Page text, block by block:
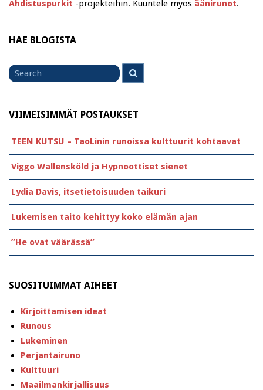
Ahdistuspurkit -projekteihin. Kuuntele myös äänirunot.
HAE BLOGISTA
Search
for
VIIMEISIMMÄT POSTAUKSET
TEEN KUTSU – TaoLinin runoissa kulttuurit kohtaavat
Viggo Wallensköld ja Hypnoottiset sienet
Lydia Davis, itsetietoisuuden taikuri
Lukemisen taito kehittyy koko elämän ajan
”He ovat väärässä”
SUOSITUIMMAT AIHEET
Kirjoittamisen ideat
Runous
Lukeminen
Perjantairuno
Kulttuuri
Maailmankirjallisuus